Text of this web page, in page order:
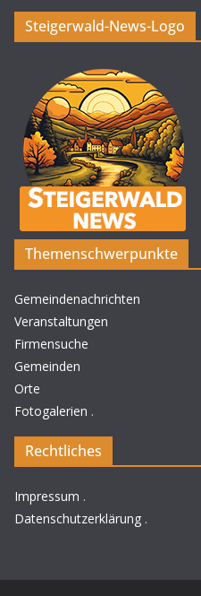
Steigerwald-News-Logo
Themenschwerpunkte
Gemeindenachrichten
Veranstaltungen
Firmensuche
Gemeinden
Orte
Fotogalerien .
Rechtliches
Impressum .
Datenschutzerklärung .